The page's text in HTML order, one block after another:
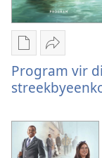
Aflaai-
opsies
vir
publikasies
Program
vir
die
Deel
Program
vir
die
“Rein
Program vir